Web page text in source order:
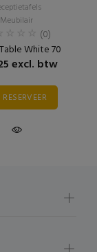
Meubilair
(0)
White 70
excl. btw
RESERVEER